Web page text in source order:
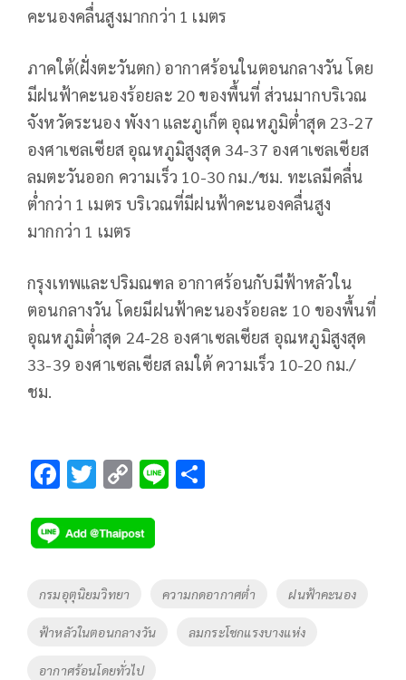
คะนองคลื่นสูงมากกว่า 1 เมตร
ภาคใต้(ฝั่งตะวันตก) อากาศร้อนในตอนกลางวัน โดย
มีฝนฟ้าคะนองร้อยละ 20 ของพื้นที่ ส่วนมากบริเวณ
จังหวัดระนอง พังงา และภูเก็ต อุณหภูมิต่ำสุด 23-27
องศาเซลเซียส อุณหภูมิสูงสุด 34-37 องศาเซลเซียส
ลมตะวันออก ความเร็ว 10-30 กม./ชม. ทะเลมีคลื่น
ต่ำกว่า 1 เมตร บริเวณที่มีฝนฟ้าคะนองคลื่นสูง
มากกว่า 1 เมตร
กรุงเทพและปริมณฑล อากาศร้อนกับมีฟ้าหลัวใน
ตอนกลางวัน โดยมีฝนฟ้าคะนองร้อยละ 10 ของพื้นที่
อุณหภูมิต่ำสุด 24-28 องศาเซลเซียส อุณหภูมิสูงสุด
33-39 องศาเซลเซียส ลมใต้ ความเร็ว 10-20 กม./
ชม.
F
e
b
o
o
k
T
tt
er
C
p
y
n
k
Li
Tags
กรมอุตุนิยมวิทยา ความกดอากาศต่ำ ฝนฟ้าคะนอง
ฟ้าหลัวในตอนกลางวัน ลมกระโชกแรงบางแห่ง
อากาศร้อนโดยทั่วไป